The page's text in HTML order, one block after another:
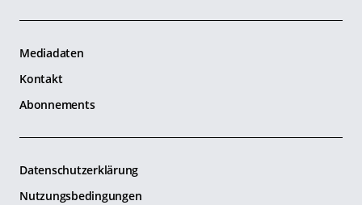
Mediadaten
Kontakt
Abonnements
Datenschutzerklärung
Nutzungsbedingungen